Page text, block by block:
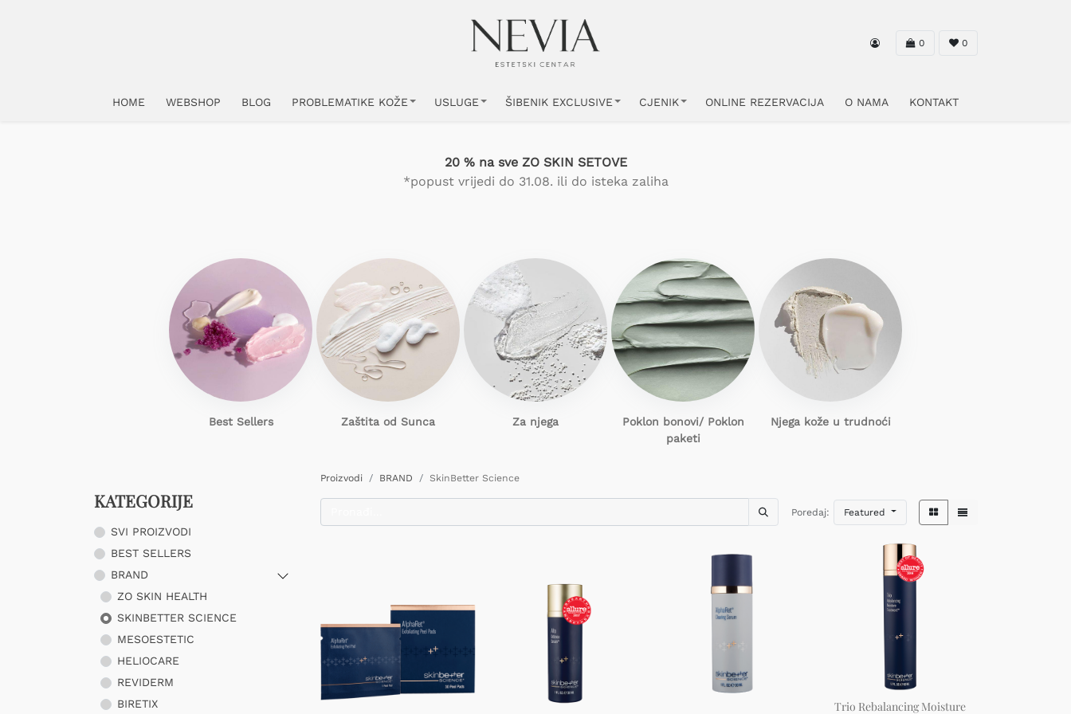
0 0
HOME WEBSHOP BLOG PROBLEMATIKE KOŽE USLUGE ŠIBENIK EXCLUSIVE CJENIK ONLINE REZERVACIJA O NAMA KONTAKT
20 % na sve ZO SKIN SETOVE
*popust vrijedi do 31.08. ili do isteka zaliha
Best Sellers Zaštita od Sunca Za njega Poklon bonovi/ Poklon
paketi
Njega kože u trudnoći
KATEGORIJE
SVI PROIZVODI
BEST SELLERS
BRAND
ZO SKIN HEALTH
SKINBETTER SCIENCE
MESOESTETIC
HELIOCARE
REVIDERM
BIRETIX
Proizvodi BRAND SkinBetter Science
Poredaj: Featured
Trio Rebalancing Moisture